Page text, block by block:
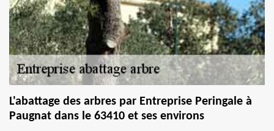
L'abattage des arbres par Entreprise Peringale à
Paugnat dans le 63410 et ses environs